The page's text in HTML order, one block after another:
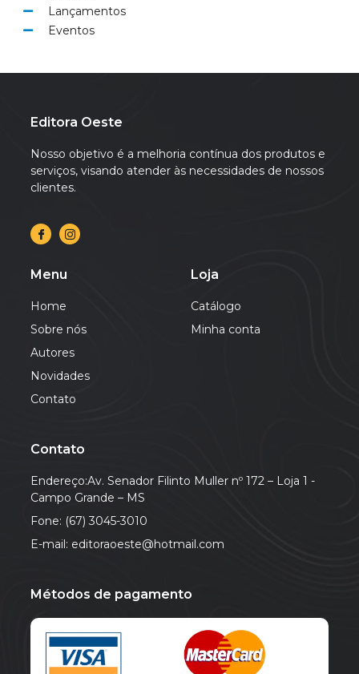
Lançamentos
Eventos
Editora Oeste
Nosso objetivo é a melhoria contínua dos produtos e
serviços, visando atender às necessidades de nossos
clientes.
Menu
Home
Sobre nós
Autores
Novidades
Contato
Loja
Catálogo
Minha conta
Contato
Endereço:Av. Senador Filinto Muller nº 172 – Loja 1 -
Campo Grande – MS
Fone: (67) 3045-3010
E-mail: editoraoeste@hotmail.com
Métodos de pagamento